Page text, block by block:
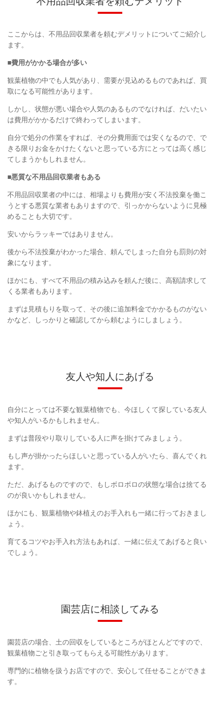
ここからは、不用品回収業者を頼むデメリットについてご紹介し
ます。
■費用がかかる場合が多い
観葉植物の中でも人気があり、需要が見込めるものであれば、買
取になる可能性があります。
しかし、状態が悪い場合や人気のあるものでなければ、だいたい
は費用がかかるだけで終わってしまいます。
自分で処分の作業をすれば、その分費用面では安くなるので、で
きる限りお金をかけたくないと思っている方にとっては高く感じ
てしまうかもしれません。
■悪質な不用品回収業者もある
不用品回収業者の中には、相場よりも費用が安く不法投棄を働こ
うとする悪質な業者もありますので、引っかからないように見極
めることも大切です。
安いからラッキーではありません。
後から不法投棄がわかった場合、頼んでしまった自分も罰則の対
象になります。
ほかにも、すべて不用品の積み込みを頼んだ後に、高額請求して
くる業者もあります。
まずは見積もりを取って、その後に追加料金でかかるものがない
かなど、しっかりと確認してから頼むようにしましょう。
友人や知人にあげる
自分にとっては不要な観葉植物でも、今ほしくて探している友人
や知人がいるかもしれません。
まずは普段やり取りしている人に声を掛けてみましょう。
もし声が掛かったらほしいと思っている人がいたら、喜んでくれ
ます。
ただ、あげるものですので、もしボロボロの状態な場合は捨てる
のが良いかもしれません。
ほかにも、観葉植物や鉢植えのお手入れも一緒に行っておきまし
ょう。
育てるコツやお手入れ方法もあれば、一緒に伝えてあげると良い
でしょう。
園芸店に相談してみる
園芸店の場合、土の回収をしているところがほとんどですので、
観葉植物ごと引き取ってもらえる可能性があります。
専門的に植物を扱うお店ですので、安心して任せることができま
す。